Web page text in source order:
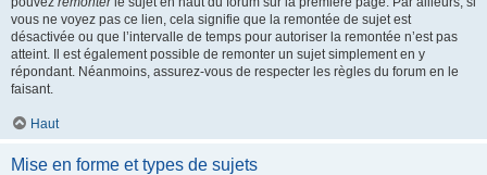
vous ne voyez pas ce lien, cela signifie que la remontée de sujet est
désactivée ou que l’intervalle de temps pour autoriser la remontée n’est pas
atteint. Il est également possible de remonter un sujet simplement en y
répondant. Néanmoins, assurez-vous de respecter les règles du forum en le
faisant.
Haut
Mise en forme et types de sujets